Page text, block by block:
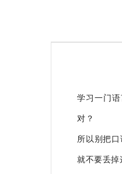
学习一门
对？
所以别把
就不要丢掉